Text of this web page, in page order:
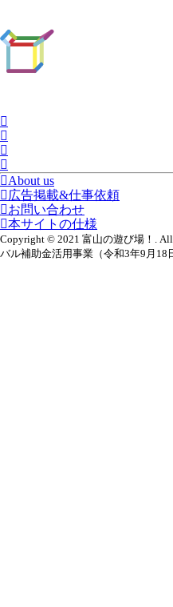
About us
広告掲載&仕事依頼
お問い合わせ
本サイトの仕様
Copyright © 2021 富山の遊び場！.
バル補助金活用事業（令和3年9月18